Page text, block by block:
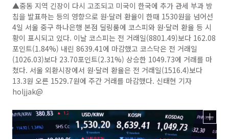
▲중동 지역 긴장이 다시 고조되고 미국이 한국에 추가 관세 부과 방
침을 발표하는 등의 영향으로 원·달러 환율이 한때 1530원을 넘어선
4일 서울 중구 하나은행 본점 딜링룸에 코스피와 원·달러 환율 등 시
황이 표시되고 있다. 이날 코스피는 전 거래일(8801.49)보다 162.08
포인트(1.84%) 내린 8639.41에 마감했고 코스닥은 전 거래일
(1026.03)보다 23.70포인트(2.31%) 상승한 1049.73에 거래를 마
쳤다. 서울 외환시장에서 원·달러 환율은 전 거래일(1516.4)보다
13.3원 오른 1529.7원에 주간 거래를 마감했다. 신태현 기자
holjjak@